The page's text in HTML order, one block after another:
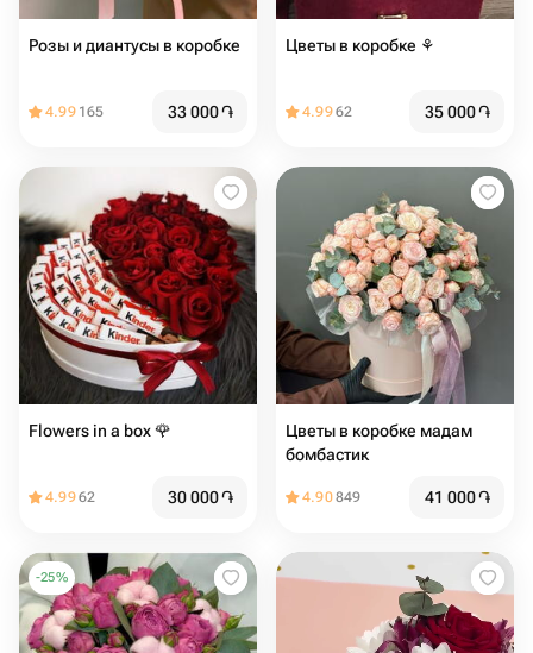
Розы и диантусы в коробке
4.99 165 33 000֏
Цветы в коробке ⚘️
4.9962 35 000֏
Flowers in a box 🌹
4.9962 30 000֏
Цветы в коробке мадам
бомбастик️️
4.90849 41 000֏
-25%